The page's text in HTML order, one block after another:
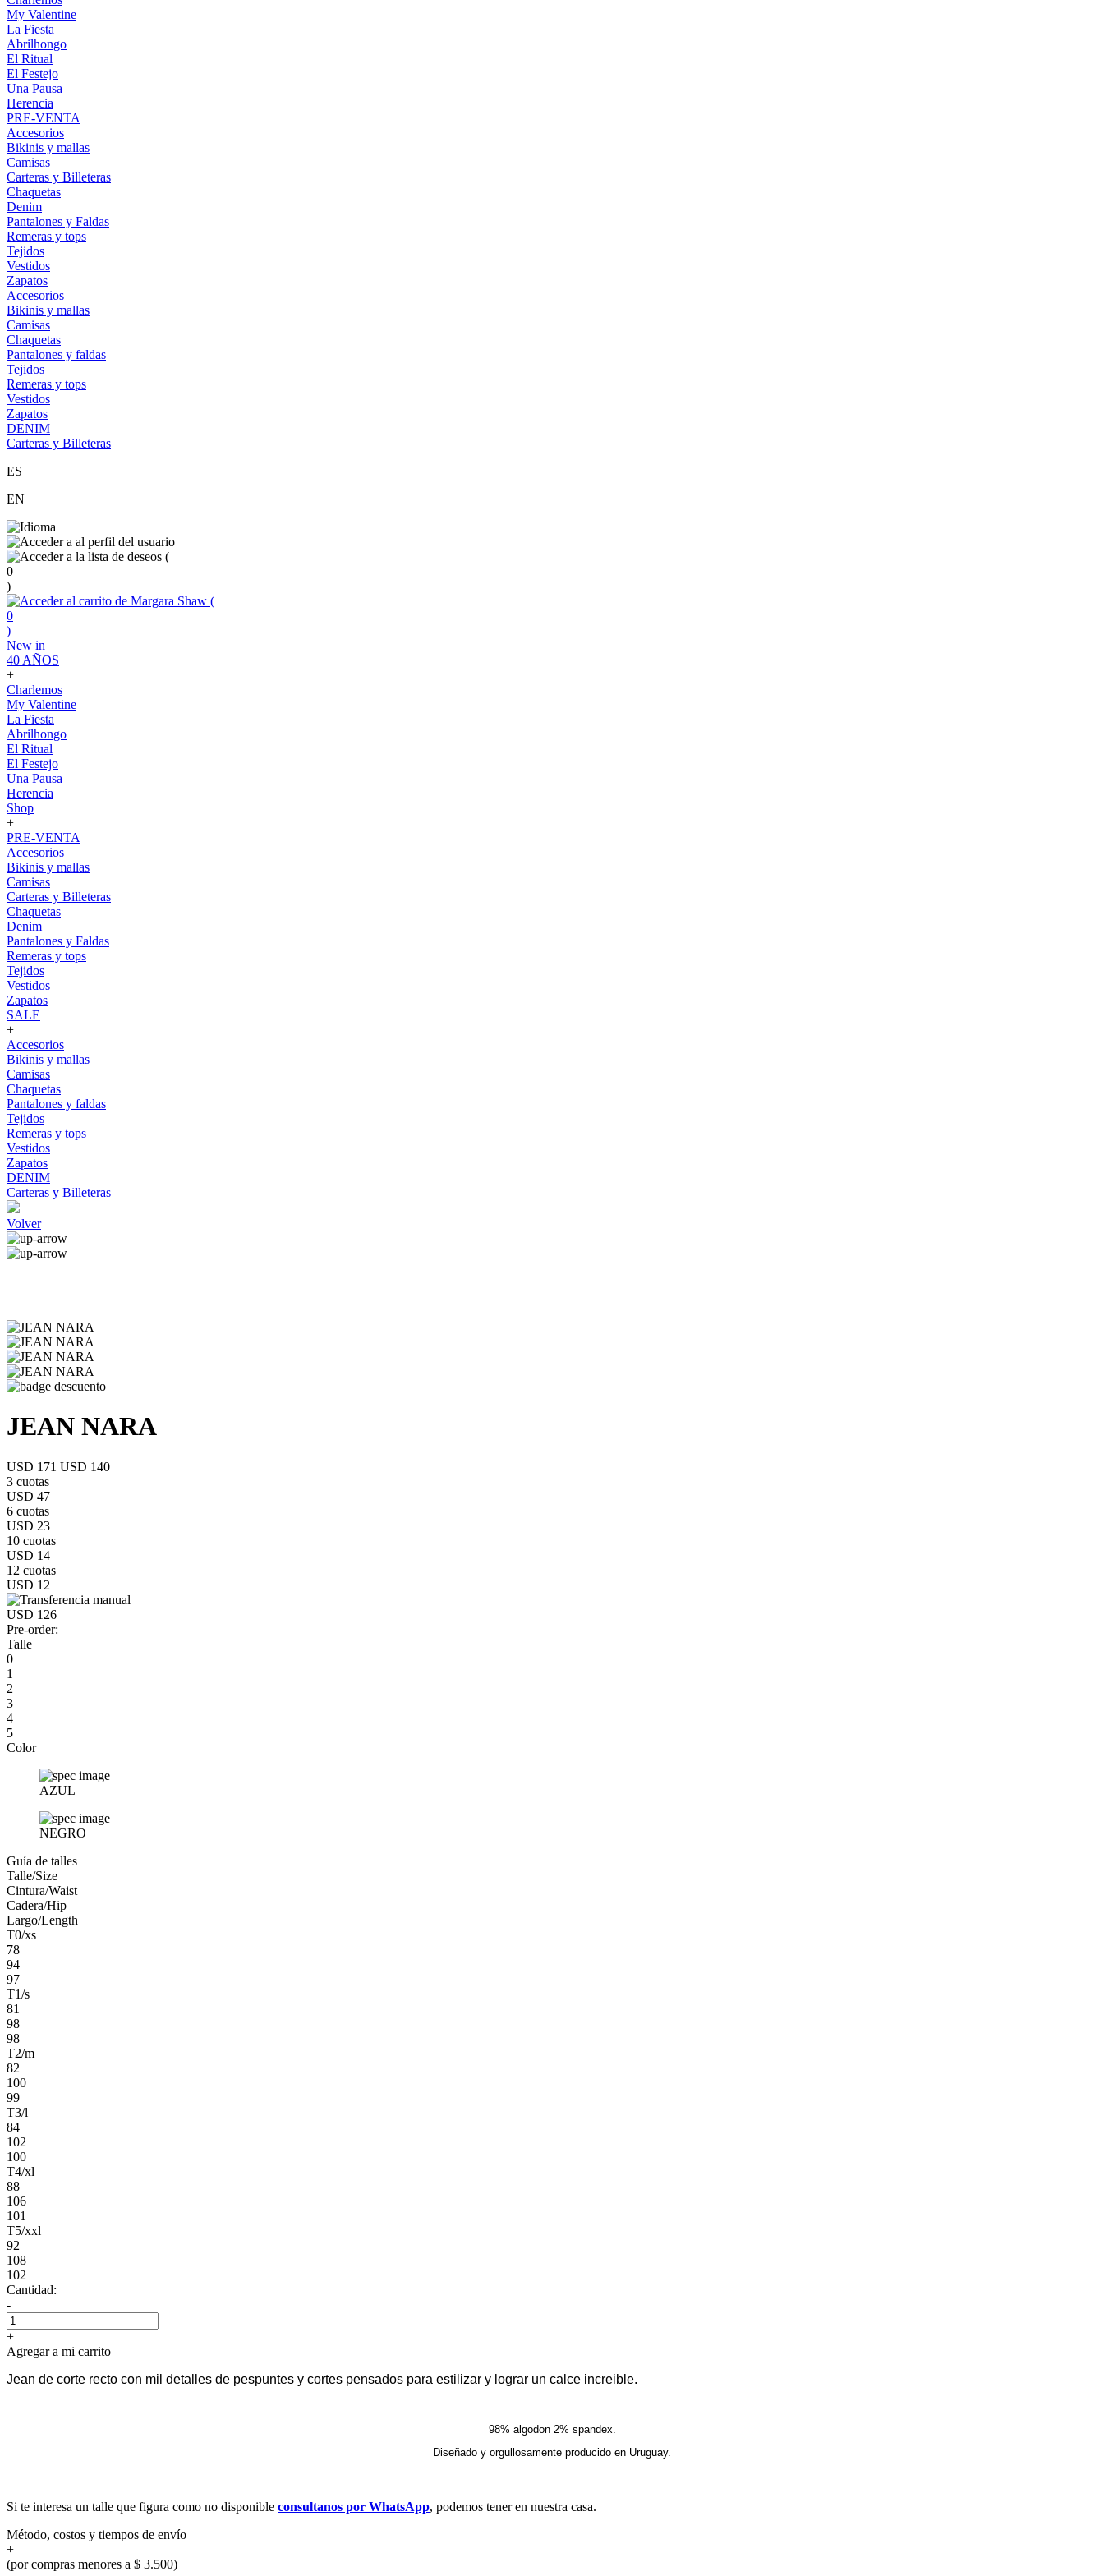
My Valentine
La Fiesta
Abrilhongo
El Ritual
El Festejo
Una Pausa
Herencia
PRE-VENTA
Accesorios
Bikinis y mallas
Camisas
Carteras y Billeteras
Chaquetas
Denim
Pantalones y Faldas
Remeras y tops
Tejidos
Vestidos
Zapatos
Accesorios
Bikinis y mallas
Camisas
Chaquetas
Pantalones y faldas
Tejidos
Remeras y tops
Vestidos
Zapatos
DENIM
Carteras y Billeteras
ES
EN
(
0
)
(
0
)
New in
40 AÑOS
+
Charlemos
My Valentine
La Fiesta
Abrilhongo
El Ritual
El Festejo
Una Pausa
Herencia
Shop
+
PRE-VENTA
Accesorios
Bikinis y mallas
Camisas
Carteras y Billeteras
Chaquetas
Denim
Pantalones y Faldas
Remeras y tops
Tejidos
Vestidos
Zapatos
SALE
+
Accesorios
Bikinis y mallas
Camisas
Chaquetas
Pantalones y faldas
Tejidos
Remeras y tops
Vestidos
Zapatos
DENIM
Carteras y Billeteras
Volver
JEAN NARA
USD 171 USD 140
3 cuotas
USD 47
6 cuotas
USD 23
10 cuotas
USD 14
12 cuotas
USD 12
USD 126
Pre-order:
Talle
0
1
2
3
4
5
Color
AZUL
NEGRO
Guía de talles
Talle/Size
Cintura/Waist
Cadera/Hip
Largo/Length
T0/xs
78
94
97
T1/s
81
98
98
T2/m
82
100
99
T3/l
84
102
100
T4/xl
88
106
101
T5/xxl
92
108
102
Cantidad:
-
+
Agregar a mi carrito
Jean de corte recto con mil detalles de pespuntes y cortes pensados para estilizar y lograr un calce increible.
98% algodon 2% spandex.
Diseñado y orgullosamente producido en Uruguay.
Si te interesa un talle que figura como no disponible consultanos por WhatsApp, podemos tener en nuestra casa.
Método, costos y tiempos de envío
+
(por compras menores a $ 3.500)